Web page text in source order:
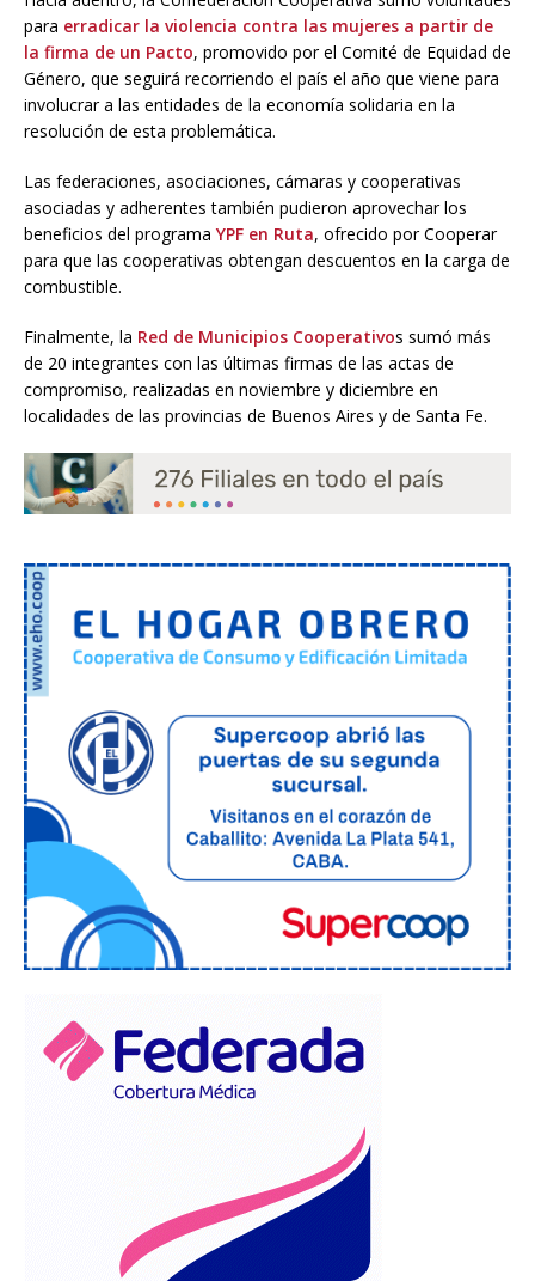
para erradicar la violencia contra las mujeres a partir de
la firma de un Pacto, promovido por el Comité de Equidad de
Género, que seguirá recorriendo el país el año que viene para
involucrar a las entidades de la economía solidaria en la
resolución de esta problemática.
Las federaciones, asociaciones, cámaras y cooperativas
asociadas y adherentes también pudieron aprovechar los
beneficios del programa YPF en Ruta, ofrecido por Cooperar
para que las cooperativas obtengan descuentos en la carga de
combustible.
Finalmente, la Red de Municipios Cooperativos sumó más
de 20 integrantes con las últimas firmas de las actas de
compromiso, realizadas en noviembre y diciembre en
localidades de las provincias de Buenos Aires y de Santa Fe.